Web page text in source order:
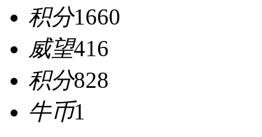
积分1660
威望416
积分828
牛币1